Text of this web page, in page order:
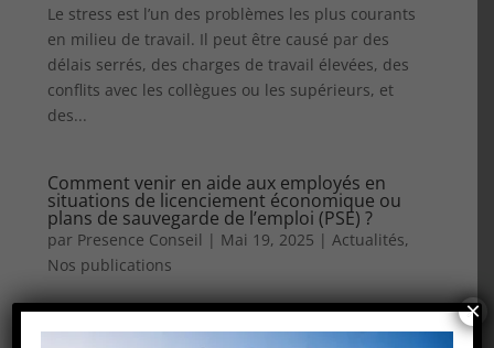
Le stress est l’un des problèmes les plus courants
en milieu de travail. Il peut être causé par des
délais serrés, des charges de travail élevées, des
conflits avec les collègues ou les supérieurs, et
des...
Comment venir en aide aux employés en
situations de licenciement économique ou
plans de sauvegarde de l’emploi (PSE) ?
par Presence Conseil | Mai 19, 2025 |Actualités,
Nos publications
Lorsqu’une entreprise procède à des
licenciements, il est crucial de mettre en place des
×